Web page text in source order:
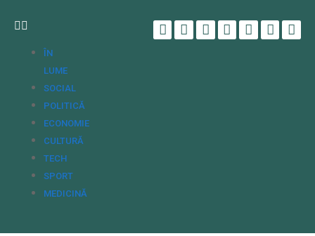
ÎN
LUME
SOCIAL
POLITICĂ
ECONOMIE
CULTURĂ
TECH
SPORT
MEDICINĂ